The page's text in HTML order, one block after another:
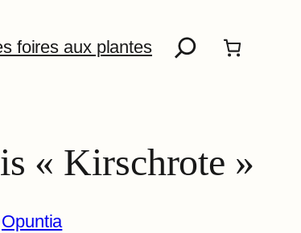
foires aux plantes
Recherche
« Kirschrote »
Opuntia